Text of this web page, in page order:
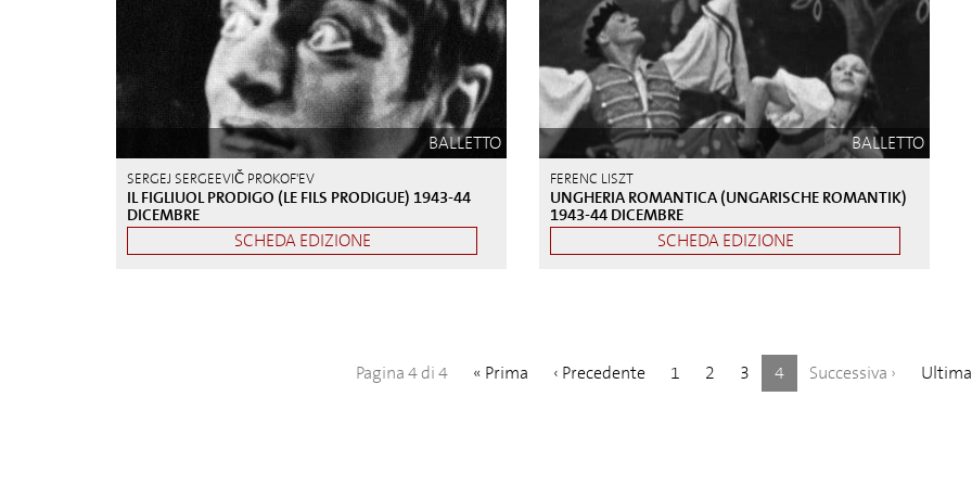
BALLETTO
SERGEJ SERGEEVIČ PROKOF'EV
IL FIGLIUOL PRODIGO (LE FILS PRODIGUE) 1943-44
DICEMBRE
SCHEDA EDIZIONE
BALLETTO
FERENC LISZT
UNGHERIA ROMANTICA (UNGARISCHE ROMANTIK)
1943-44 DICEMBRE
SCHEDA EDIZIONE
Pagina 4 di 4 « Prima ‹ Precedente 1 2 3 4(
c
Successiva ›